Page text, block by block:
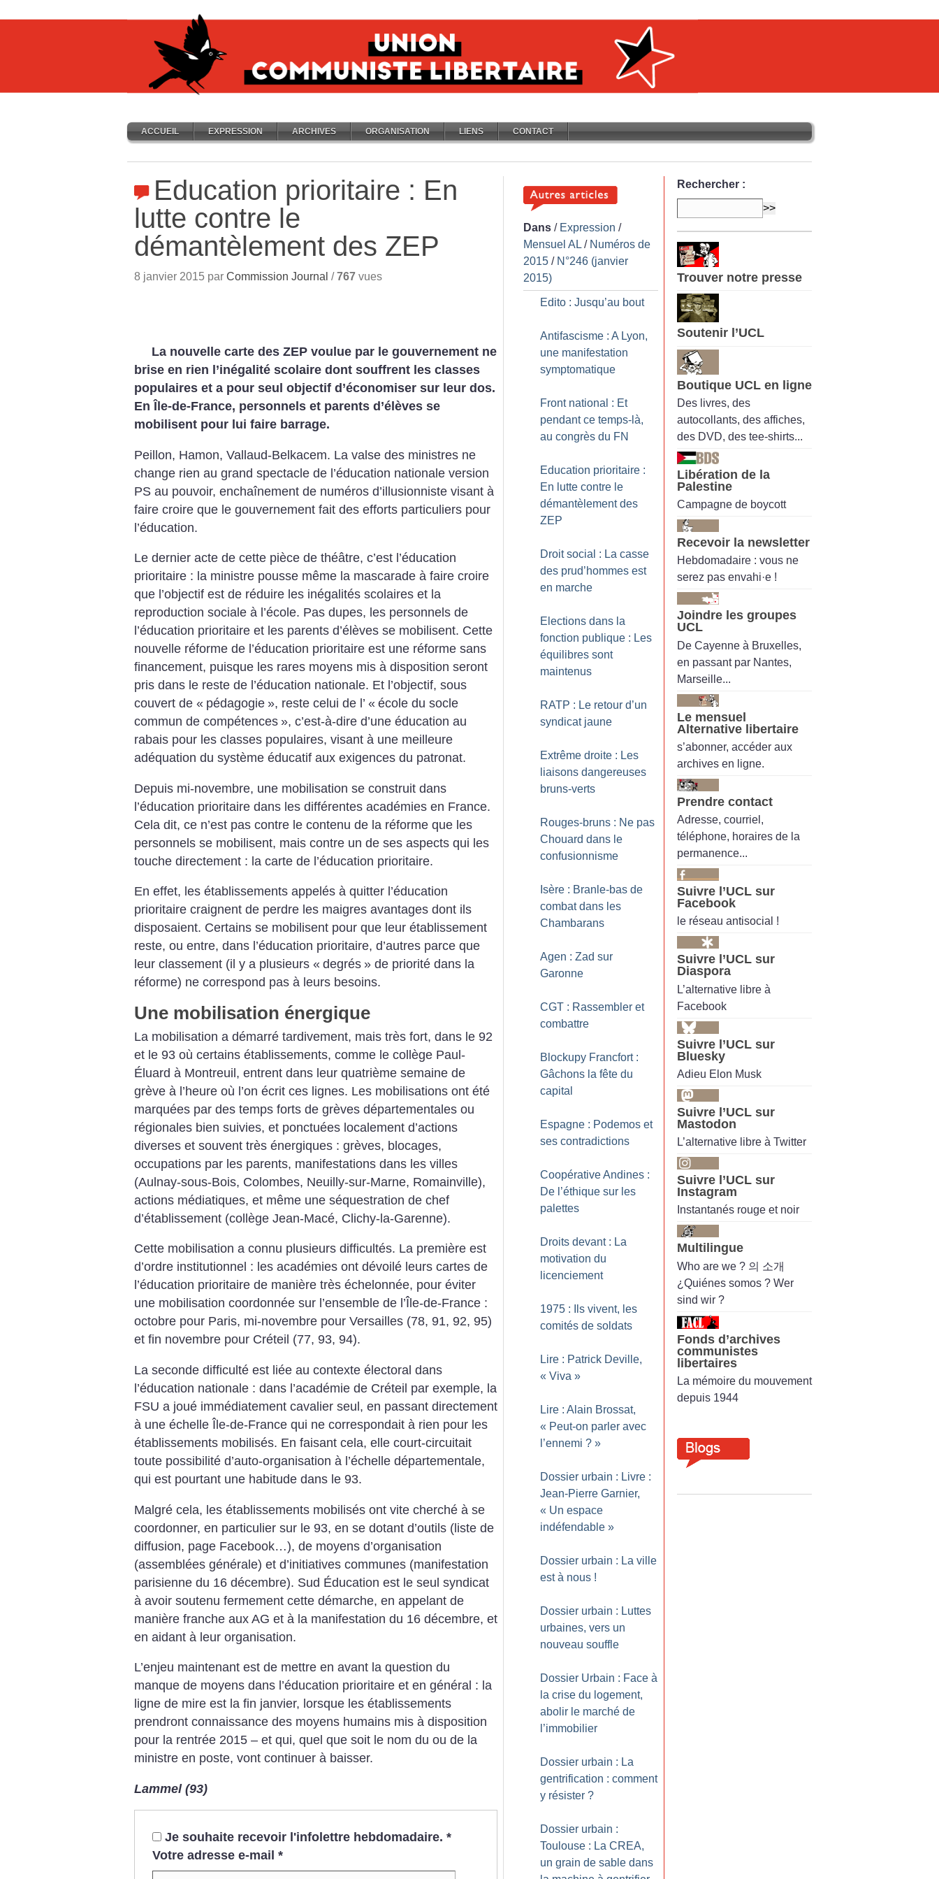
ACCUEIL EXPRESSION ARCHIVES ORGANISATION LIENS CONTACT
Education prioritaire : En
lutte contre le
démantèlement des ZEP
8 janvier 2015 par Commission Journal /767 vues
La nouvelle carte des ZEP voulue par le gouvernement ne
brise en rien l’inégalité scolaire dont souffrent les classes
populaires et a pour seul objectif d’économiser sur leur dos.
En Île-de-France, personnels et parents d’élèves se
mobilisent pour lui faire barrage.
Peillon, Hamon, Vallaud-Belkacem. La valse des ministres ne
change rien au grand spectacle de l’éducation nationale version
PS au pouvoir, enchaînement de numéros d’illusionniste visant à
faire croire que le gouvernement fait des efforts particuliers pour
l’éducation.
Le dernier acte de cette pièce de théâtre, c’est l’éducation
prioritaire : la ministre pousse même la mascarade à faire croire
que l’objectif est de réduire les inégalités scolaires et la
reproduction sociale à l’école. Pas dupes, les personnels de
l’éducation prioritaire et les parents d’élèves se mobilisent. Cette
nouvelle réforme de l’éducation prioritaire est une réforme sans
financement, puisque les rares moyens mis à disposition seront
pris dans le reste de l’éducation nationale. Et l’objectif, sous
couvert de « pédagogie », reste celui de l’ « école du socle
commun de compétences », c’est-à-dire d’une éducation au
rabais pour les classes populaires, visant à une meilleure
adéquation du système éducatif aux exigences du patronat.
Depuis mi-novembre, une mobilisation se construit dans
l’éducation prioritaire dans les différentes académies en France.
Cela dit, ce n’est pas contre le contenu de la réforme que les
personnels se mobilisent, mais contre un de ses aspects qui les
touche directement : la carte de l’éducation prioritaire.
En effet, les établissements appelés à quitter l’éducation
prioritaire craignent de perdre les maigres avantages dont ils
disposaient. Certains se mobilisent pour que leur établissement
reste, ou entre, dans l’éducation prioritaire, ­d’autres parce que
leur classement (il y a plusieurs « degrés » de priorité dans la
réforme) ne correspond pas à leurs besoins.
Une mobilisation énergique
La mobilisation a démarré tardivement, mais très fort, dans le 92
et le 93 où certains établissements, comme le collège Paul-
Éluard à Montreuil, entrent dans leur quatrième semaine de
grève à l’heure où l’on écrit ces lignes. Les mobilisations ont été
marquées par des temps forts de grèves départementales ou
régionales bien suivies, et ponctuées localement d’actions
diverses et souvent très énergiques : grèves, blocages,
occupations par les parents, manifestations dans les villes
(Aulnay-sous-Bois, Colombes, Neuilly-sur-Marne, Romainville),
actions médiatiques, et même une séquestration de chef
d’établissement (collège Jean-Macé, Clichy-la-Garenne).
Cette mobilisation a connu plusieurs difficultés. La première est
d’ordre institutionnel : les académies ont dévoilé leurs cartes de
l’éducation prioritaire de manière très échelonnée, pour éviter
une mobilisation coordonnée sur l’ensemble de l’Île-de-France :
octobre pour Paris, mi-novembre pour Versailles (78, 91, 92, 95)
et fin novembre pour Créteil (77, 93, 94).
La seconde difficulté est liée au contexte électoral dans
l’éducation nationale : dans l’académie de Créteil par exemple, la
FSU a joué immédiatement cavalier seul, en passant directement
à une échelle Île-de-France qui ne correspondait à rien pour les
établissements mobilisés. En faisant cela, elle court-circuitait
toute possibilité d’auto-organisation à l’échelle départementale,
qui est pourtant une habitude dans le 93.
Malgré cela, les établissements mobilisés ont vite cherché à se
coordonner, en particulier sur le 93, en se dotant d’outils (liste de
diffusion, page Facebook…), de moyens d’organisation
(assemblées générale) et d’initiatives communes (manifestation
parisienne du 16 décembre). Sud Éducation est le seul syndicat
à avoir soutenu fermement cette démarche, en appelant de
manière franche aux AG et à la manifestation du 16 décembre, et
en aidant à leur organisation.
L’enjeu maintenant est de met­tre en avant la question du
manque de moyens dans l’éducation prioritaire et en général­ : la
ligne de mire est la fin janvier, lorsque les établissements
prendront connaissance des moyens humains mis à disposition
pour la rentrée 2015 – et qui, quel que soit le nom du ou de la
ministre en poste, vont continuer à baisser.
Lammel (93)
Je souhaite recevoir l'infolettre hebdomadaire. *
Votre adresse e-mail *
Dans / Expression /
Mensuel AL / Numéros de
2015 / N°246 (janvier
2015)
Edito : Jusqu’au bout
Antifascisme : A Lyon,
une manifestation
symptomatique
Front national : Et
pendant ce temps-là,
au congrès du FN
Education prioritaire :
En lutte contre le
démantèlement des
ZEP
Droit social : La casse
des prud’hommes est
en marche
Elections dans la
fonction publique : Les
équilibres sont
maintenus
RATP : Le retour d’un
syndicat jaune
Extrême droite : Les
liaisons dangereuses
bruns-verts
Rouges-bruns : Ne pas
Chouard dans le
confusionnisme
Isère : Branle-bas de
combat dans les
Chambarans
Agen : Zad sur
Garonne
CGT : Rassembler et
combattre
Blockupy Francfort :
Gâchons la fête du
capital
Espagne : Podemos et
ses contradictions
Coopérative Andines :
De l’éthique sur les
palettes
Droits devant : La
motivation du
licenciement
1975 : Ils vivent, les
comités de soldats
Lire : Patrick Deville,
« Viva »
Lire : Alain Brossat,
« Peut-on parler avec
l’ennemi ? »
Dossier urbain : Livre :
Jean-Pierre Garnier,
« Un espace
indéfendable »
Dossier urbain : La ville
est à nous !
Dossier urbain : Luttes
urbaines, vers un
nouveau souffle
Dossier Urbain : Face à
la crise du logement,
abolir le marché de
l’immobilier
Dossier urbain : La
gentrification : comment
y résister ?
Dossier urbain :
Toulouse : La CREA,
un grain de sable dans
Rechercher :
Trouver notre presse
Soutenir l’UCL
Boutique UCL en ligne
Des livres, des
autocollants, des affiches,
des DVD, des tee-shirts...
Libération de la
Palestine
Campagne de boycott
Recevoir la newsletter
Hebdomadaire : vous ne
serez pas envahi·e !
Joindre les groupes
UCL
De Cayenne à Bruxelles,
en passant par Nantes,
Marseille...
Le mensuel
Alternative libertaire
s’abonner, accéder aux
archives en ligne.
Prendre contact
Adresse, courriel,
téléphone, horaires de la
permanence...
Suivre l’UCL sur
Facebook
le réseau antisocial !
Suivre l’UCL sur
Diaspora
L’alternative libre à
Facebook
Suivre l’UCL sur
Bluesky
Adieu Elon Musk
Suivre l’UCL sur
Mastodon
L’alternative libre à Twitter
Suivre l’UCL sur
Instagram
Instantanés rouge et noir
Multilingue
Who are we ? 의 소개
¿Quiénes somos ? Wer
sind wir ?
Fonds d’archives
communistes
libertaires
La mémoire du mouvement
depuis 1944